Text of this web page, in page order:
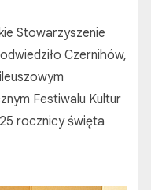
Stowarzyszenie
Czernihów,
Festiwalu Kultur
rocznicy święta